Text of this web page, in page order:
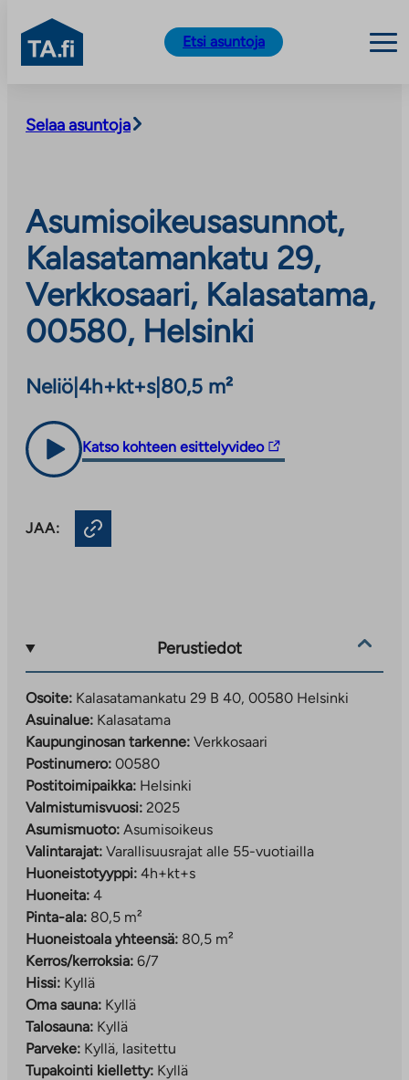
sisältöön
TA.fi
Etsi asuntoja
Selaa asuntoja
Asumisoikeusasunnot,
Kalasatamankatu 29,
Verkkosaari, Kalasatama,
00580, Helsinki
Neliö 4h+kt+s| 80,5 m²
Katso kohteen esittelyvideo
Linkki
vie
palveluun.
Linkki
JAA:
Perustiedot
Osoite: Kalasatamankatu 29 B 40, 00580 Helsinki
Asuinalue: Kalasatama
Kaupunginosan tarkenne: Verkkosaari
Postinumero: 00580
Postitoimipaikka: Helsinki
Valmistumisvuosi: 2025
Asumismuoto: Asumisoikeus
Valintarajat: Varallisuusrajat alle 55-vuotiailla
Huoneistotyyppi: 4h+kt+s
Huoneita: 4
Pinta-ala: 80,5 m²
Huoneistoala yhteensä: 80,5 m²
Kerros/kerroksia: 6/7
Hissi: Kyllä
Oma sauna: Kyllä
Talosauna: Kyllä
Parveke: Kyllä, lasitettu
Tupakointi kielletty: Kyllä